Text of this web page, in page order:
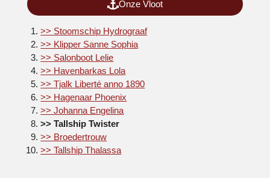
l
Onze Vloot
>> Stoomschip Hydrograaf
>> Klipper Sanne Sophia
>> Salonboot Lelie
>> Havenbarkas Lola
>> Tjalk Liberté anno 1890
>> Hagenaar Phoenix
>> Johanna Engelina
>> Tallship Twister
>> Broedertrouw
>> Tallship Thalassa